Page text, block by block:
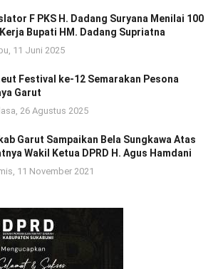
F PKS H. Dadang Suryana Menilai 100
Bupati HM. Dadang Supriatna
11 Juni 2025
Festival ke-12 Semarakan Pesona
Garut
26 Agustus 2025
Garut Sampaikan Bela Sungkawa Atas
Wakil Ketua DPRD H. Agus Hamdani
11 November 2021